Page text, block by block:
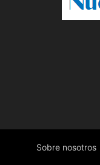
Sobre nosotros